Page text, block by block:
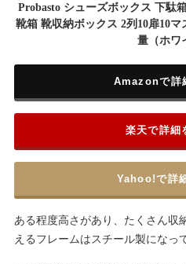
Probasto シューズボックス 下駄
靴箱 靴収納ボックス 2列10扉10
量（ホワ
Amazonで詳
楽天で詳細
Yahoo!で詳
ある程度高さがあり、たくさん収
えるフレームはスチール製になっ